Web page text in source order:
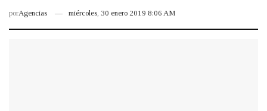
porAgencias miércoles, 30 enero 2019 8:06 AM